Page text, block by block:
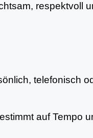
respektvoll
telefonisch
auf Tempo